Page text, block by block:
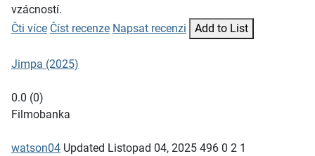
vzácností.
Čti více Číst recenze Napsat recenzi Add to List
Jimpa (2025)
0.0 (0)
Filmobanka
watson04 Updated Listopad 04, 2025 496 0 2 1